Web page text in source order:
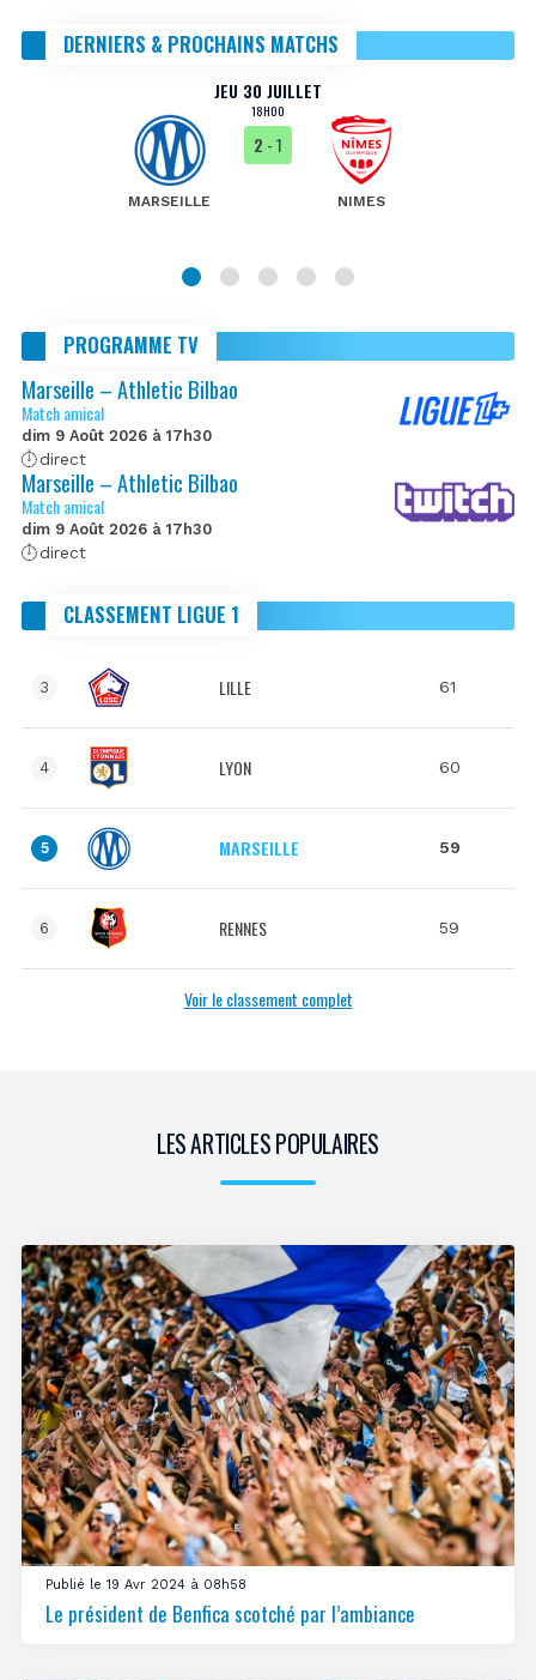
DERNIERS & PROCHAINS MATCHS
JEU 30 JUILLET
18H00
MARSEILLE
2 - 1
NIMES
PROGRAMME TV
Marseille – Athletic Bilbao
Match amical
dim 9 Août 2026 à 17h30
direct
Marseille – Athletic Bilbao
Match amical
dim 9 Août 2026 à 17h30
direct
CLASSEMENT LIGUE 1
3 LILLE 61
4 LYON 60
5 MARSEILLE 59
6 RENNES 59
Voir le classement complet
LES ARTICLES POPULAIRES
Publié le 19 Avr 2024 à 08h58
Le président de Benfica scotché par l’ambiance